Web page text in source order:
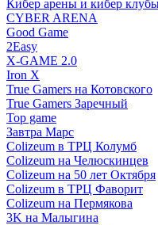
Кибер арены и кибер
CYBER ARENA
Good Game
2Easy
X-GAME 2.0
Iron X
True Gamers на Котовского
True Gamers Заречный
Top game
Завтра Марс
Colizeum в ТРЦ Колумб
Colizeum на Челюскинцев
Colizeum на 50 лет Октября
Colizeum в ТРЦ Фаворит
Colizeum на Пермякова
3K на Малыгина